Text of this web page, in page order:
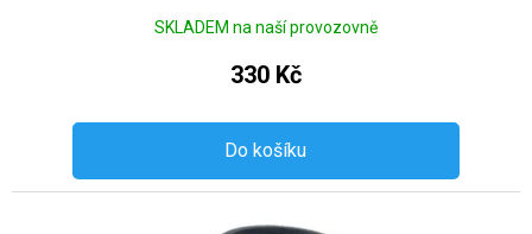
SKLADEM na naší provozovně
330 Kč
Do košíku